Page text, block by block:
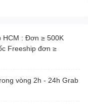
HCM : Đơn ≥ 500K
Freeship đơn ≥
vòng 2h - 24h Grab